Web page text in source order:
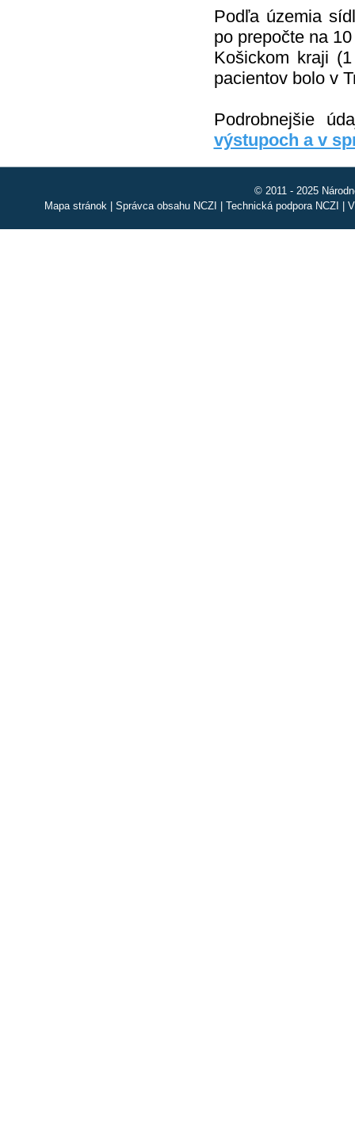
Podľa územia
po prepočte na
Košickom kraji
pacientov bolo v
Podrobnejšie
výstupoch a v
© 2011 - 2025
Mapa stránok| Správca obsahu NCZI Technická podpora NCZI